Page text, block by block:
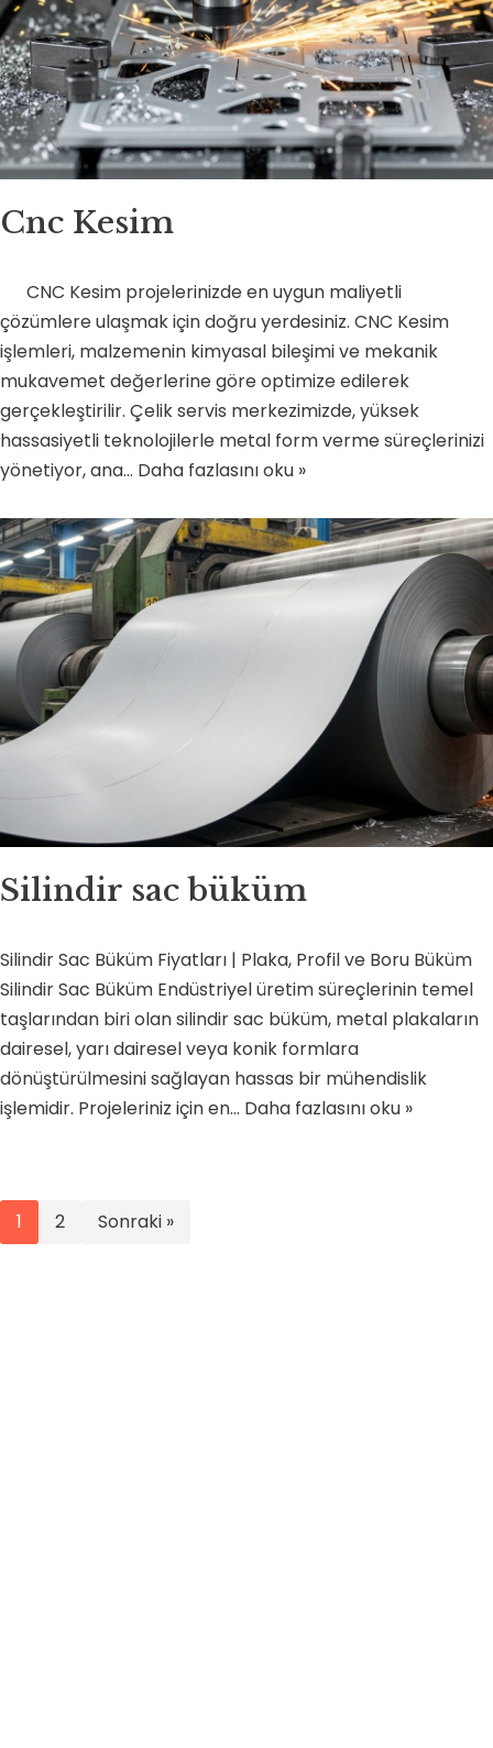
Cnc Kesim
CNC Kesim projelerinizde en uygun maliyetli
çözümlere ulaşmak için doğru yerdesiniz. CNC Kesim
işlemleri, malzemenin kimyasal bileşimi ve mekanik
mukavemet değerlerine göre optimize edilerek
gerçekleştirilir. Çelik servis merkezimizde, yüksek
hassasiyetli teknolojilerle metal form verme süreçlerinizi
yönetiyor, ana… Daha fazlasını oku »
Silindir sac büküm
Silindir Sac Büküm Fiyatları | Plaka, Profil ve Boru Büküm
Silindir Sac Büküm Endüstriyel üretim süreçlerinin temel
taşlarından biri olan silindir sac büküm, metal plakaların
dairesel, yarı dairesel veya konik formlara
dönüştürülmesini sağlayan hassas bir mühendislik
işlemidir. Projeleriniz için en… Daha fazlasını oku »
1 2 Sonraki »